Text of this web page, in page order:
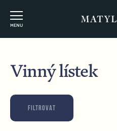
MENU
Vinný lístek
FILTROVAT